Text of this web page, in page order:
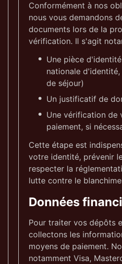
Conformément à nos
nous vous demandons
documents lors de la
vérification. Il s'agit
Une pièce
nationale
de séjour)
Un justificatif de
Une vérification de
paiement, si
Cette étape est
votre identité, prévenir
respecter la
lutte contre le
Données
Pour traiter vos dépôts
collectons les
moyens de paiement.
notamment Visa,